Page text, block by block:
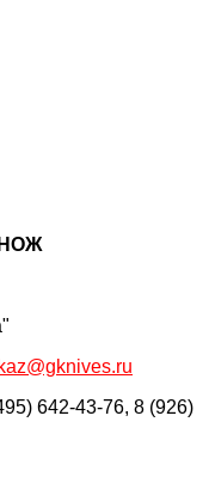
642-43-76, 8 (926)